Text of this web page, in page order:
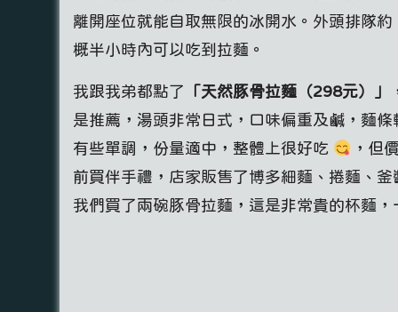
離開座位就能自取無限的冰開水。外頭排隊
概半小時內可以吃到拉麵。
我跟我弟都點了 「天然豚骨拉麵（298元） 」
是推薦，湯頭非常日式，口味偏重及鹹，麵
有些單調，份量適中，整體上很好吃
，但
前買伴手禮，店家販售了博多細麵、捲麵、
我們買了兩碗豚骨拉麵，這是非常貴的杯麵